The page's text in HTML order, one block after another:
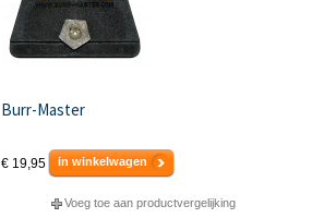
Burr-Master
€ 19,95 in winkelwagen
Voeg toe aan productvergelijking